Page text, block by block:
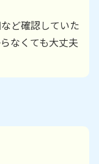
ど確認していた
なくても大丈夫